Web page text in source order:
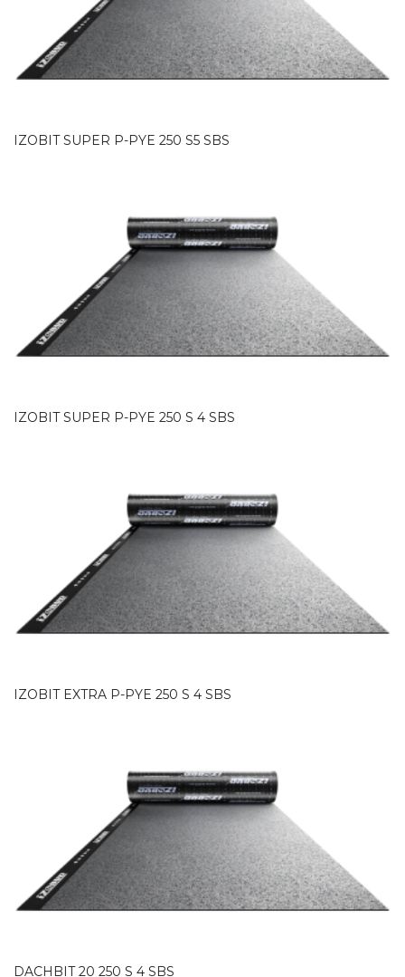
IZOBIT SUPER P-PYE 250 S5 SBS
IZOBIT SUPER P-PYE 250 S 4 SBS
IZOBIT EXTRA P-PYE 250 S 4 SBS
DACHBIT 20 250 S 4 SBS